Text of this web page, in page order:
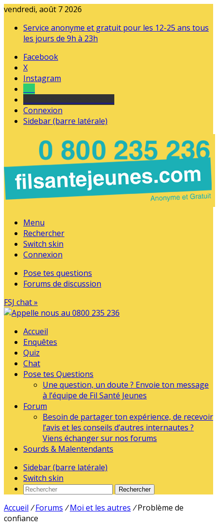
vendredi, août 7 2026
Service anonyme et gratuit pour les 12-25 ans tous
les jours de 9h à 23h
Facebook
X
Instagram
Connexion
Sidebar (barre latérale)
Menu
Rechercher
Switch skin
Connexion
Pose tes questions
Forums de discussion
FSJ chat »
Accueil
Enquêtes
Quiz
Chat
Pose tes Questions
Une question, un doute ? Envoie ton message
à l’équipe de Fil Santé Jeunes
Forum
Besoin de partager ton expérience, de recevoir
l’avis et les conseils d’autres internautes ?
Viens échanger sur nos forums
Sourds & Malentendants
Sidebar (barre latérale)
Switch skin
Rechercher
Accueil / Forums / Moi et les autres / Problème de
confiance